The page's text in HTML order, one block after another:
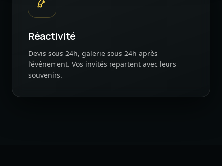
Réactivité
Devis sous 24h, galerie sous 24h après
l’événement. Vos invités repartent avec leurs
souvenirs.